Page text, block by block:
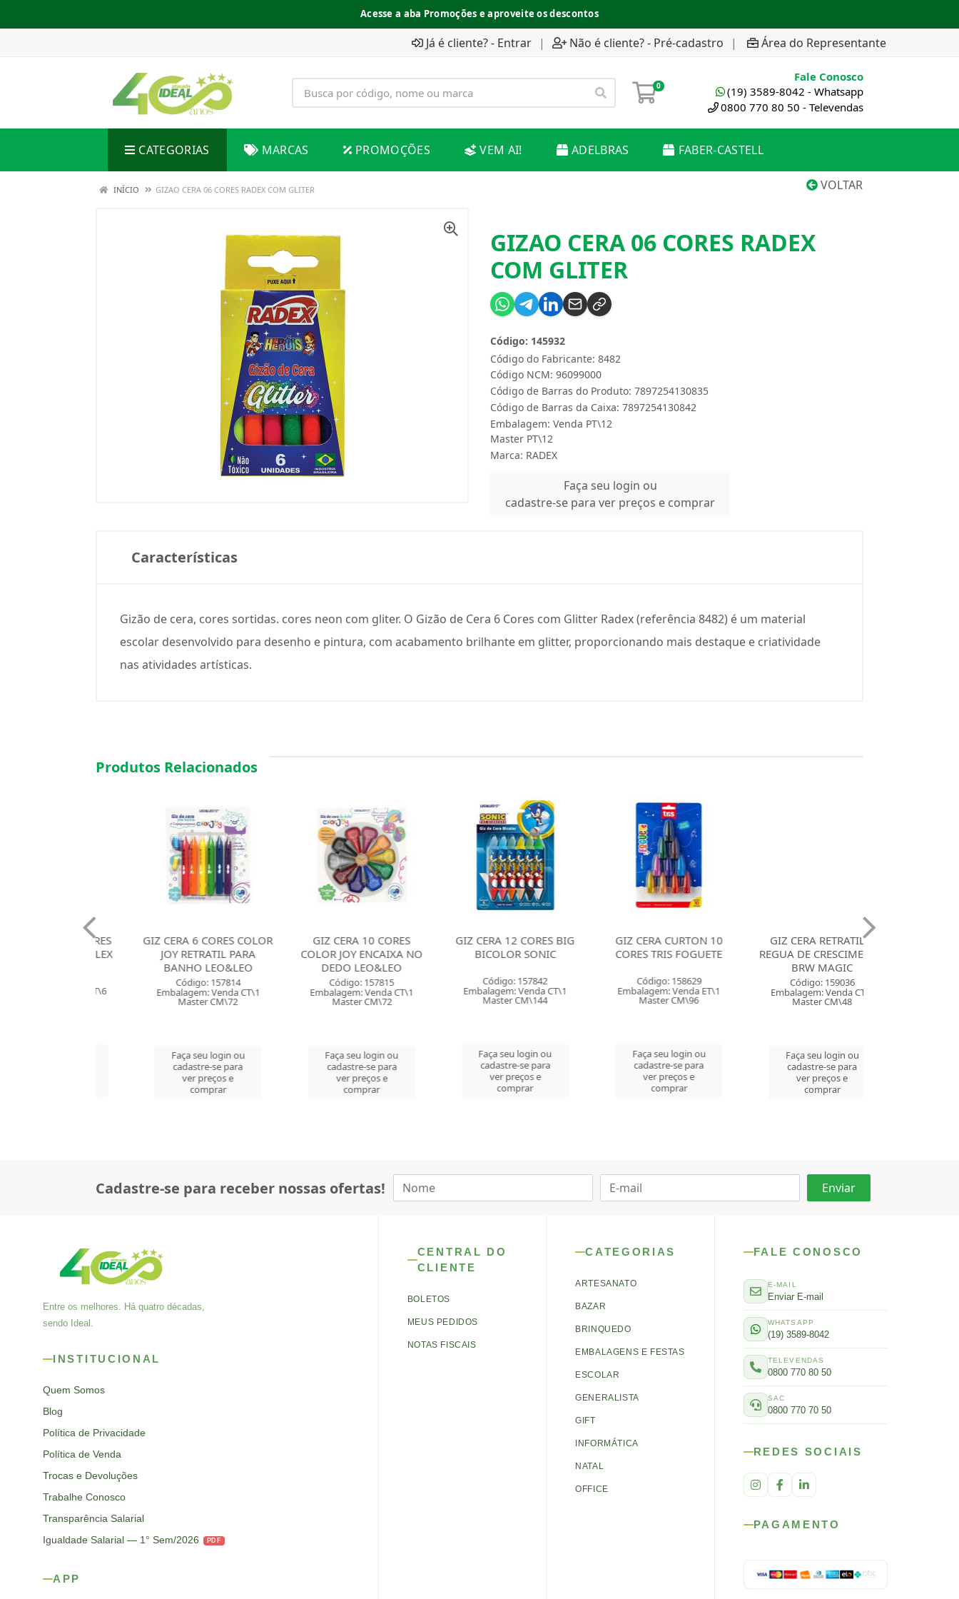
Acesse a aba Promoções e aproveite os descontos
Já é cliente? - Entrar | Não é cliente? - Pré-cadastro | Área do Representante
0
Fale Conosco
(19) 3589-8042 - Whatsapp
0800 770 80 50 - Televendas
CATEGORIAS MARCAS PROMOÇÕES VEM AI! ADELBRAS FABER-CASTELL
VOLTAR
INÍCIO GIZAO CERA 06 CORES RADEX COM GLITER
GIZAO CERA 06 CORES RADEX
COM GLITER
Código do Fabricante: 8482
Código: 145932
Código NCM: 96099000
Código de Barras do Produto: 7897254130835
Código de Barras da Caixa: 7897254130842
Embalagem: Venda PT\12
Master PT\12
Marca: RADEX
Faça seu login ou
cadastre-se para ver preços e comprar
Características
Gizão de cera, cores sortidas. cores neon com gliter. O Gizão de Cera 6 Cores com Glitter Radex (referência 8482) é um material
escolar desenvolvido para desenho e pintura, com acabamento brilhante em glitter, proporcionando mais destaque e criatividade
nas atividades artísticas.
Produtos Relacionados
GIZ CERA 6 CORES COLOR
JOY RETRATIL PARA
BANHO LEO&LEO
Código: 157814
Embalagem: Venda CT\1
Master CM\72
Faça seu login ou
cadastre-se para
ver preços e
comprar
GIZ CERA 10 CORES
COLOR JOY ENCAIXA NO
DEDO LEO&LEO
Código: 157815
Embalagem: Venda CT\1
Master CM\72
Faça seu login ou
cadastre-se para
ver preços e
comprar
GIZ CERA 12 CORES BIG
BICOLOR SONIC
Código: 157842
Embalagem: Venda CT\1
Master CM\144
Faça seu login ou
cadastre-se para
ver preços e
comprar
GIZ CERA CURTON 10
CORES TRIS FOGUETE
Código: 158629
Embalagem: Venda ET\1
Master CM\96
Faça seu login ou
cadastre-se para
ver preços e
comprar
GIZ CERA RETRATIL +
REGUA DE CRESCIMENTO
BRW MAGIC
Código: 159036
Embalagem: Venda CT\1
Master CM\48
Faça seu login ou
cadastre-se para
ver preços e
comprar
Cadastre-se para receber nossas ofertas!
Entre os melhores. Há quatro décadas,
sendo Ideal.
INSTITUCIONAL
Quem Somos
Blog
Política de Privacidade
Política de Venda
Trocas e Devoluções
Trabalhe Conosco
Transparência Salarial
Igualdade Salarial — 1° Sem/2026
PDF
APP
CENTRAL DO
CLIENTE
BOLETOS
MEUS PEDIDOS
NOTAS FISCAIS
CATEGORIAS
ARTESANATO
BAZAR
BRINQUEDO
EMBALAGENS E FESTAS
ESCOLAR
GENERALISTA
GIFT
INFORMÁTICA
NATAL
OFFICE
FALE CONOSCO
E-MAIL
Enviar E-mail
WHATSAPP
(19) 3589-8042
TELEVENDAS
0800 770 80 50
SAC
0800 770 70 50
REDES SOCIAIS
PAGAMENTO